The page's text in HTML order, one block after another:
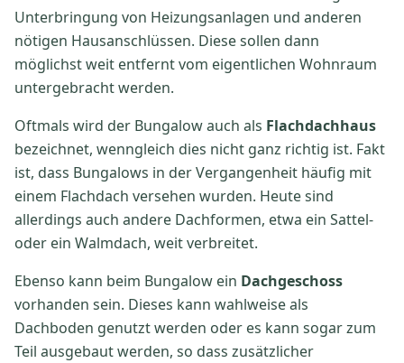
Unterbringung von Heizungsanlagen und anderen
nötigen Hausanschlüssen. Diese sollen dann
möglichst weit entfernt vom eigentlichen Wohnraum
untergebracht werden.
Oftmals wird der Bungalow auch als Flachdachhaus
bezeichnet, wenngleich dies nicht ganz richtig ist. Fakt
ist, dass Bungalows in der Vergangenheit häufig mit
einem Flachdach versehen wurden. Heute sind
allerdings auch andere Dachformen, etwa ein Sattel-
oder ein Walmdach, weit verbreitet.
Ebenso kann beim Bungalow ein Dachgeschoss
vorhanden sein. Dieses kann wahlweise als
Dachboden genutzt werden oder es kann sogar zum
Teil ausgebaut werden, so dass zusätzlicher